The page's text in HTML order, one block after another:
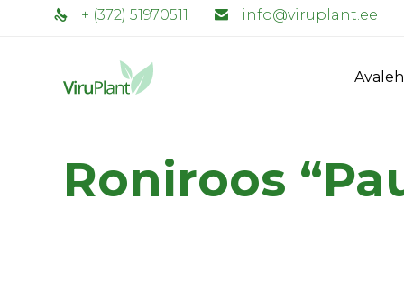
+ (372) 51970511 info@viruplant.ee
Roniroos